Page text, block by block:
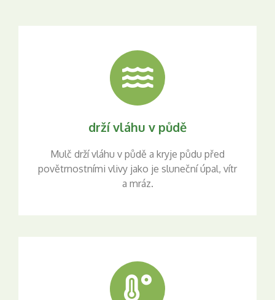
drží vláhu v půdě
Mulč drží vláhu v půdě a kryje půdu před
povětrnostními vlivy jako je sluneční úpal, vítr
a mráz.